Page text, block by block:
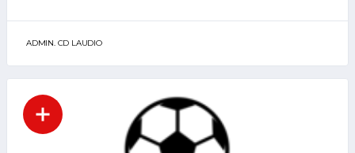
ADMIN. CD LAUDIO